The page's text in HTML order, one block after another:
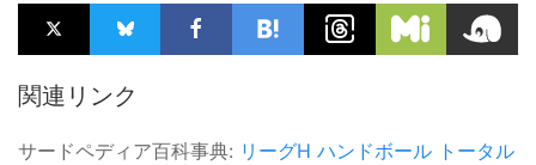
関連リンク
サードペディア百科事典: リーグH ハンドボール トータル